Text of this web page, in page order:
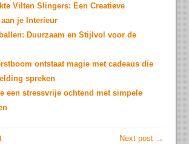
Vilten Slingers: Een Creatieve
je Interieur
Duurzaam en Stijlvol voor de
ontstaat magie met cadeaus die
spreken
een stressvrije ochtend met simpele
Next post →